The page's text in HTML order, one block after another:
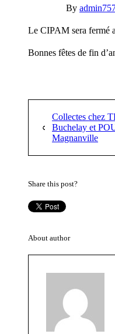
By
Le CIPAM sera fermé
Bonnes fêtes de fin
Collectes chez
Buchelay et
Magnanville
Share this post?
About author